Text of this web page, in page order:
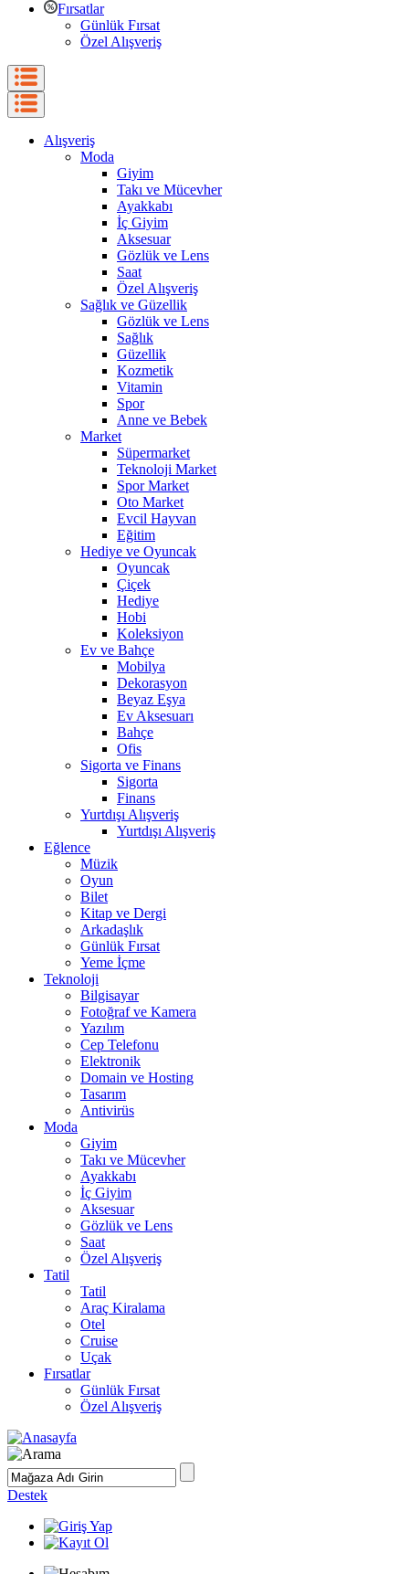
Fırsatlar
Günlük Fırsat
Özel Alışveriş
Alışveriş
Moda
Giyim
Takı ve Mücevher
Ayakkabı
İç Giyim
Aksesuar
Gözlük ve Lens
Saat
Özel Alışveriş
Sağlık ve Güzellik
Gözlük ve Lens
Sağlık
Güzellik
Kozmetik
Vitamin
Spor
Anne ve Bebek
Market
Süpermarket
Teknoloji Market
Spor Market
Oto Market
Evcil Hayvan
Eğitim
Hediye ve Oyuncak
Oyuncak
Çiçek
Hediye
Hobi
Koleksiyon
Ev ve Bahçe
Mobilya
Dekorasyon
Beyaz Eşya
Ev Aksesuarı
Bahçe
Ofis
Sigorta ve Finans
Sigorta
Finans
Yurtdışı Alışveriş
Yurtdışı Alışveriş
Eğlence
Müzik
Oyun
Bilet
Kitap ve Dergi
Arkadaşlık
Günlük Fırsat
Yeme İçme
Teknoloji
Bilgisayar
Fotoğraf ve Kamera
Yazılım
Cep Telefonu
Elektronik
Domain ve Hosting
Tasarım
Antivirüs
Moda
Giyim
Takı ve Mücevher
Ayakkabı
İç Giyim
Aksesuar
Gözlük ve Lens
Saat
Özel Alışveriş
Tatil
Tatil
Araç Kiralama
Otel
Cruise
Uçak
Fırsatlar
Günlük Fırsat
Özel Alışveriş
Destek